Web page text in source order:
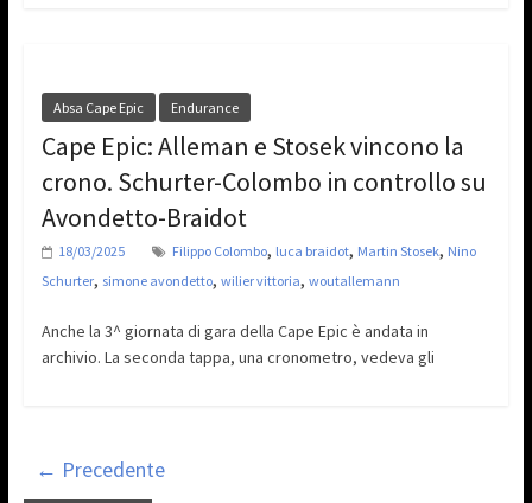
Absa Cape Epic Endurance
Cape Epic: Alleman e Stosek vincono la
crono. Schurter-Colombo in controllo su
Avondetto-Braidot
18/03/2025 Filippo Colombo, luca braidot, Martin Stosek, Nino
Schurter, simone avondetto, wilier vittoria, woutallemann
Anche la 3^ giornata di gara della Cape Epic è andata in
archivio. La seconda tappa, una cronometro, vedeva gli
← Precedente